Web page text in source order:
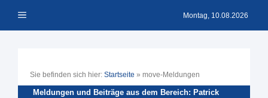
Inhalt Menü Montag, 10.08.2026
Sie befinden sich hier: Startseite » move-Meldungen
Meldungen und Beiträge aus dem Bereich: Patrick